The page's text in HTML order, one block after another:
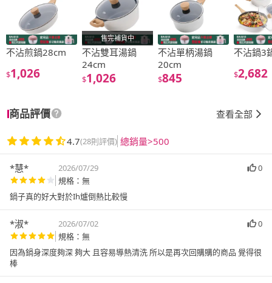
不沾煎鍋28cm
$1,026
不沾雙耳湯鍋
24cm
$1,026
售完補貨中
不沾單柄湯鍋
20cm
$845
不沾鍋3
$2,682
商品評價 查看全部
4.7(28則評價) 總銷量>500
*慧* 2026/07/29
0
規格：無
鍋子真的好大對於Ih爐倒熱比較慢
*淑* 2026/07/02
0
規格：無
因為鍋身深度夠深 夠大 且容易導熱清洗 所以是再次回購購的商品 覺得很
棒